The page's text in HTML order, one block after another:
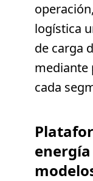
logística
de carga
mediante
cada